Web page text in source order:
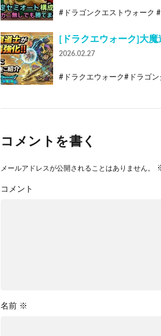
#ドラゴンクエストウォーク
[ドラクエウォーク]大
2026.02.27
#ドラクエウォーク#ドラゴ
コメントを書く
メールアドレスが公開されることはありません。
コメント
名前 ※